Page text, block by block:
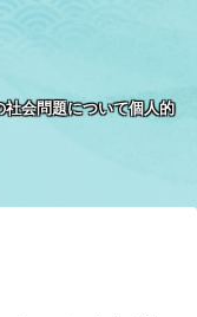
会問題について個人的